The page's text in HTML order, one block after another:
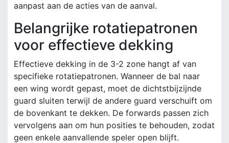
aanpast aan de acties van de aanval.
Belangrijke rotatiepatronen
voor effectieve dekking
Effectieve dekking in de 3-2 zone hangt af van
specifieke rotatiepatronen. Wanneer de bal naar
een wing wordt gepast, moet de dichtstbijzijnde
guard sluiten terwijl de andere guard verschuift om
de bovenkant te dekken. De forwards passen zich
vervolgens aan om hun posities te behouden, zodat
geen enkele aanvallende speler open blijft.